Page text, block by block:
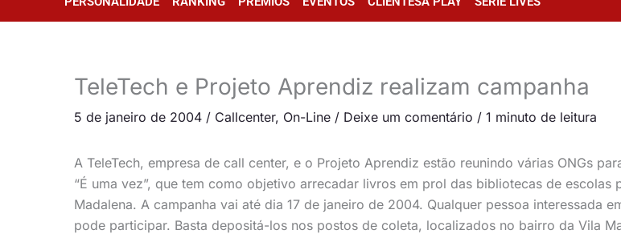
TeleTech e Projeto Aprendiz realizam campanha
5 de janeiro de 2004 / Callcenter, On-Line / Deixe um comentário / 1 minuto de leitura
A TeleTech, empresa de call center, e o Projeto Aprendiz estão reunindo várias ONGs
“É uma vez”, que tem como objetivo arrecadar livros em prol das bibliotecas de escolas
Madalena. A campanha vai até dia 17 de janeiro de 2004. Qualquer pessoa interessada
pode participar. Basta depositá-los nos postos de coleta, localizados no bairro da Vila